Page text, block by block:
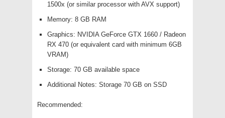
1500x (or similar processor with AVX support)
Memory: 8 GB RAM
Graphics: NVIDIA GeForce GTX 1660 / Radeon
RX 470 (or equivalent card with minimum 6GB
VRAM)
Storage: 70 GB available space
Additional Notes: Storage 70 GB on SSD
Recommended: